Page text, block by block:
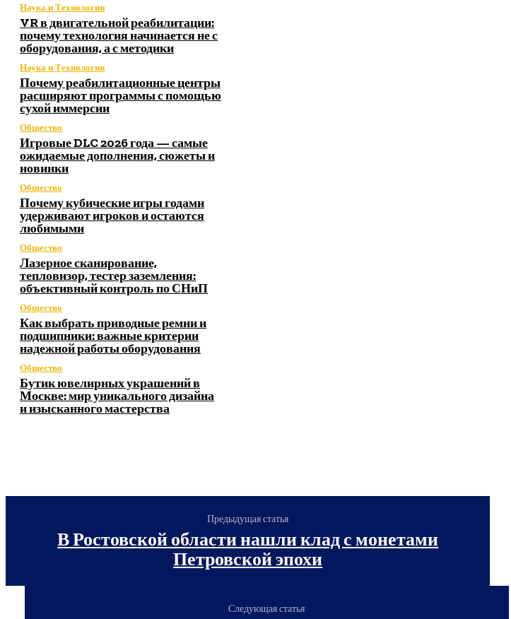
Наука и Технологии
VR в двигательной реабилитации:
почему технология начинается не с
оборудования, а с методики
Наука и Технологии
Почему реабилитационные центры
расширяют программы с помощью
сухой иммерсии
Общество
Игровые DLC 2026 года — самые
ожидаемые дополнения, сюжеты и
новинки
Общество
Почему кубические игры годами
удерживают игроков и остаются
любимыми
Общество
Лазерное сканирование,
тепловизор, тестер заземления:
объективный контроль по СНиП
Общество
Как выбрать приводные ремни и
подшипники: важные критерии
надежной работы оборудования
Общество
Бутик ювелирных украшений в
Москве: мир уникального дизайна
и изысканного мастерства
Предыдущая статья
В Ростовской области нашли клад с монетами
Петровской эпохи
Следующая статья